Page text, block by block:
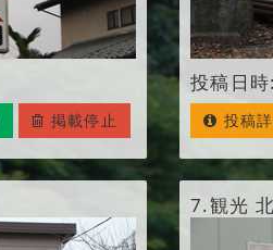
掲載停止
投稿日
投稿
7.観光